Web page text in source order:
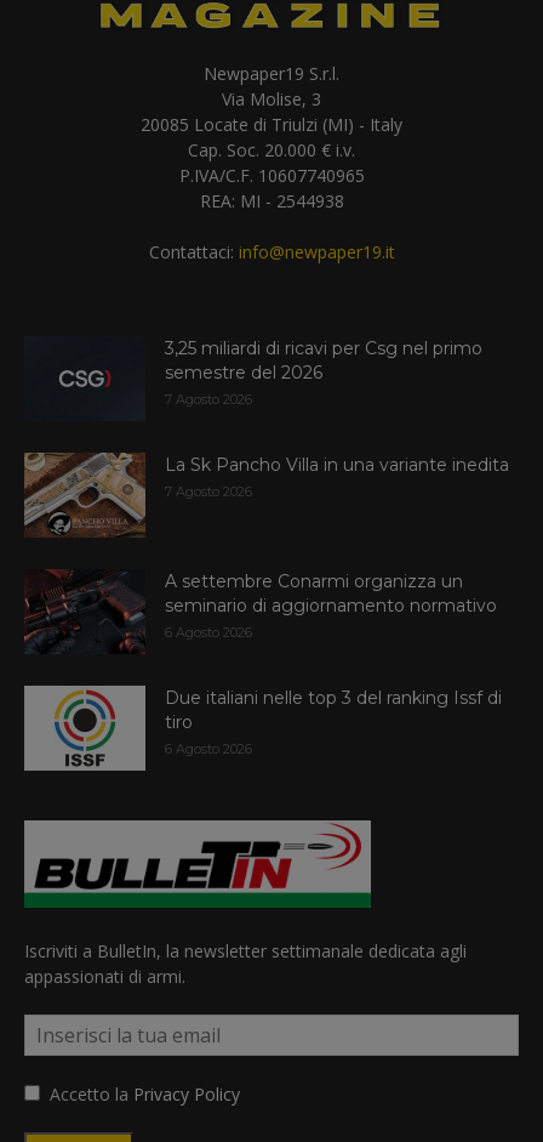
Newpaper19 S.r.l.
Via Molise, 3
20085 Locate di Triulzi (MI) - Italy
Cap. Soc. 20.000 € i.v.
P.IVA/C.F. 10607740965
REA: MI - 2544938
Contattaci: info@newpaper19.it
3,25 miliardi di ricavi per Csg nel primo
semestre del 2026
7 Agosto 2026
La Sk Pancho Villa in una variante inedita
7 Agosto 2026
A settembre Conarmi organizza un
seminario di aggiornamento normativo
6 Agosto 2026
Due italiani nelle top 3 del ranking Issf di
tiro
6 Agosto 2026
Iscriviti a BulletIn, la newsletter settimanale dedicata agli
appassionati di armi.
Accetto la Privacy Policy